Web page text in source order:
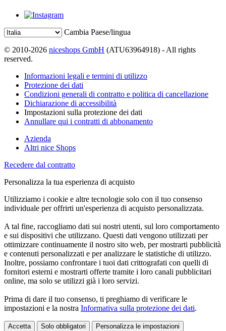
Cambia Paese/lingua
© 2010-2026 niceshops GmbH (ATU63964918) - All rights
reserved.
Informazioni legali e termini di utilizzo
Protezione dei dati
Condizioni generali di contratto e politica di cancellazione
Dichiarazione di accessibilità
Impostazioni sulla protezione dei dati
Annullare qui i contratti di abbonamento
Azienda
Altri nice Shops
Recedere dal contratto
Personalizza la tua esperienza di acquisto
Utilizziamo i cookie e altre tecnologie solo con il tuo consenso
individuale per offrirti un'esperienza di acquisto personalizzata.
A tal fine, raccogliamo dati sui nostri utenti, sul loro comportamento
e sui dispositivi che utilizzano. Questi dati vengono utilizzati per
ottimizzare continuamente il nostro sito web, per mostrarti pubblicità
e contenuti personalizzati e per analizzare le statistiche di utilizzo.
Inoltre, possiamo confrontare i tuoi dati crittografati con quelli di
fornitori esterni e mostrarti offerte tramite i loro canali pubblicitari
online, ma solo se utilizzi già i loro servizi.
Prima di dare il tuo consenso, ti preghiamo di verificare le
impostazioni e la nostra Informativa sulla protezione dei dati.
Accetta Solo obbligatori Personalizza le impostazioni